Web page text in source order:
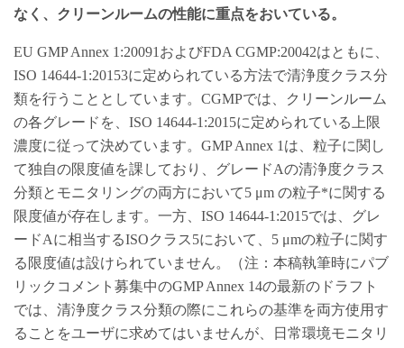
なく、クリーンルームの性能に重点をおいている。
EU GMP Annex 1:20091およびFDA CGMP:20042はともに、
ISO 14644-1:20153に定められている方法で清浄度クラス分
類を行うこととしています。CGMPでは、クリーンルーム
の各グレードを、ISO 14644-1:2015に定められている上限
濃度に従って決めています。GMP Annex 1は、粒子に関し
て独自の限度値を課しており、グレードAの清浄度クラス
分類とモニタリングの両方において5 μm の粒子*に関する
限度値が存在します。一方、ISO 14644-1:2015では、グレ
ードAに相当するISOクラス5において、5 μmの粒子に関す
る限度値は設けられていません。（注：本稿執筆時にパブ
リックコメント募集中のGMP Annex 14の最新のドラフト
では、清浄度クラス分類の際にこれらの基準を両方使用す
ることをユーザに求めてはいませんが、日常環境モニタリ